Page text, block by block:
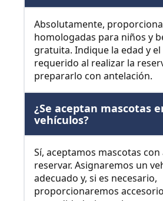
Absolutamente,
homologadas para niños y
gratuita. Indique la edad y
requerido al realizar la
prepararlo con antelación.
¿Se aceptan mascotas
vehículos?
Sí, aceptamos mascotas
reservar. Asignaremos un
adecuado y, si es necesario,
proporcionaremos